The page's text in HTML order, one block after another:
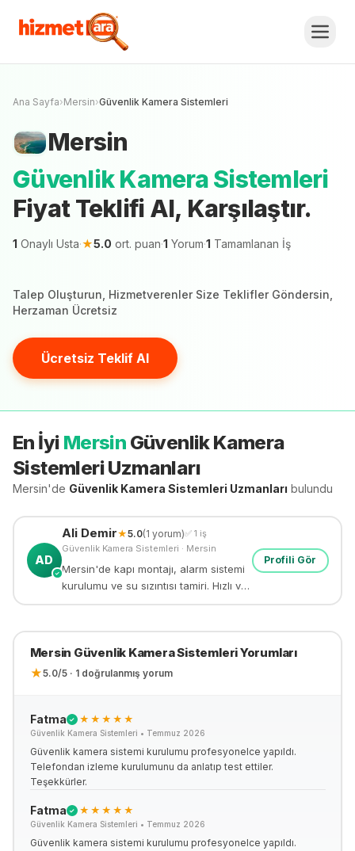
Güvenlik Kamera Sistemleri
Teklifi Al, Karşılaştır.
Ücretsiz Teklif Al
Ana Sayfa›Mersin›Güvenlik Kamera Sistemleri
Mersin
Güvenlik Kamera Sistemleri
Fiyat Teklifi Al, Karşılaştır.
1 Onaylı Usta·★5.0 ort. puan·1 Yorum·1 Tamamlanan İş
Talep Oluşturun, Hizmetverenler Size Teklifler Göndersin,
Herzaman Ücretsiz
Ücretsiz Teklif Al
En İyi Mersin Güvenlik Kamera
SistemleriUzmanları
Mersin'de Güvenlik Kamera Sistemleri Uzmanları bulundu
AD
✓
Ali Demir★5.0(1 yorum)✅ 1 iş
Güvenlik Kamera Sistemleri · Mersin
Mersin'de kapı montajı, alarm sistemi
kurulumu ve su sızıntısı tamiri. Hızlı ve
güvenilir tamir hizmeti.
Profili Gör
Mersin Güvenlik Kamera SistemleriYorumları
★5.0/5 · 1doğrulanmış yorum
Fatma ✓ ★★★★★
Güvenlik Kamera Sistemleri • Temmuz 2026
Güvenlik kamera sistemi kurulumu profesyonelce yapıldı.
Telefondan izleme kurulumunu da anlatıp test ettiler.
Teşekkürler.
Fatma ✓ ★★★★★
Güvenlik Kamera Sistemleri • Temmuz 2026
Güvenlik kamera sistemi kurulumu profesyonelce yapıldı.